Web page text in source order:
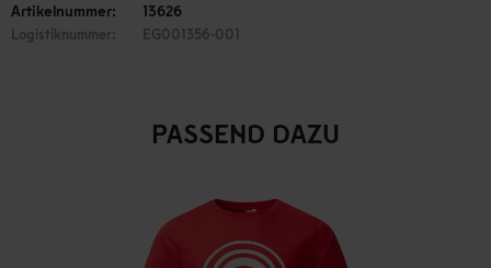
Artikelnummer: 13626
Logistiknummer: EG001356-001
PASSEND DAZU